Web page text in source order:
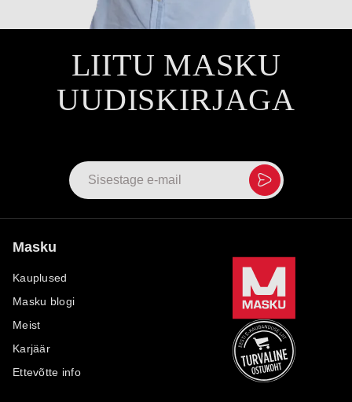
LIITU MASKU
UUDISKIRJAGA
Masku
Kauplused
Masku blogi
Meist
Karjäär
Ettevõtte info